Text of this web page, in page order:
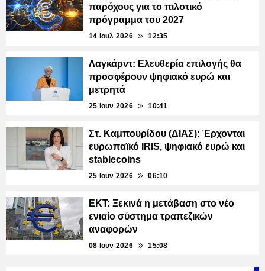
παρόχους για το πιλοτικό
πρόγραμμα του 2027
14 Ιουλ 2026 12:35
Λαγκάρντ: Ελευθερία επιλογής θα
προσφέρουν ψηφιακό ευρώ και
μετρητά
25 Ιουν 2026 10:41
Στ. Καμπουρίδου (ΔΙΑΣ): Έρχονται
ευρωπαϊκό IRIS, ψηφιακό ευρώ και
stablecoins
25 Ιουν 2026 06:10
ΕΚΤ: Ξεκινά η μετάβαση στο νέο
ενιαίο σύστημα τραπεζικών
αναφορών
08 Ιουν 2026 15:08